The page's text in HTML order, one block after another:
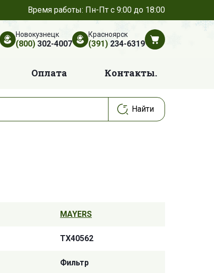
Время работы: Пн-Пт с 9:00 до 18:00
Новокузнецк
(800)302-4007
Красноярск
(391)234-6319
Оплата Контакты.
MAYERS
TX40562
Фильтр